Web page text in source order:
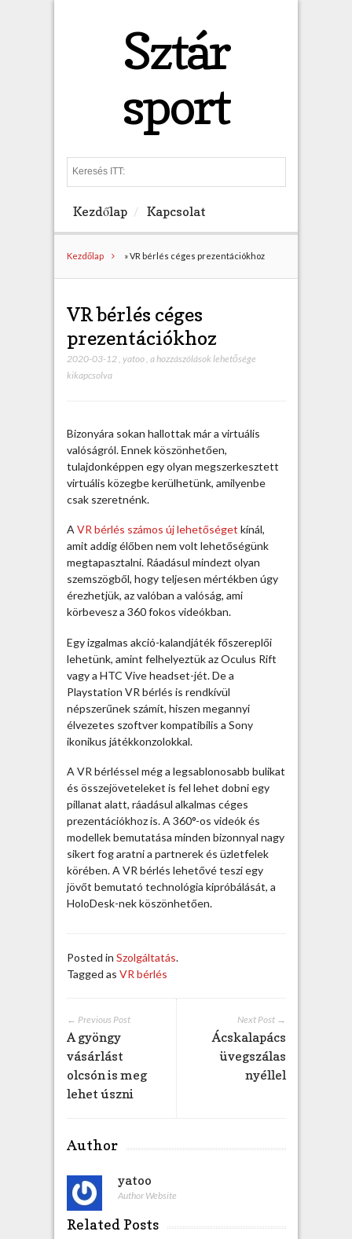
Sztár
sport
e
h
Kezdőlap Kapcsolat
Kezdőlap »VR bérlés céges prezentációkhoz
VR bérlés céges
prezentációkhoz
2020-03-12, yatoo, V
l
é
s
c
s
e
e
n
t
á
c
i
ó
h
o
z
b
e
j
e
g
y
é
s
h
z
a hozzászólások lehetősége
kikapcsolva
Bizonyára sokan hallottak már a virtuális
valóságról. Ennek köszönhetően,
tulajdonképpen egy olyan megszerkesztett
virtuális közegbe kerülhetünk, amilyenbe
csak szeretnénk.
A VR bérlés számos új lehetőséget kínál,
amit addig élőben nem volt lehetőségünk
megtapasztalni. Ráadásul mindezt olyan
szemszögből, hogy teljesen mértékben úgy
érezhetjük, az valóban a valóság, ami
körbevesz a 360 fokos videókban.
Egy izgalmas akció-kalandjáték főszereplői
lehetünk, amint felhelyeztük az Oculus Rift
vagy a HTC Vive headset-jét. De a
Playstation VR bérlés is rendkívül
népszerűnek számít, hiszen megannyi
élvezetes szoftver kompatibilis a Sony
ikonikus játékkonzolokkal.
A VR bérléssel még a legsablonosabb bulikat
és összejöveteleket is fel lehet dobni egy
pillanat alatt, ráadásul alkalmas céges
prezentációkhoz is. A 360°-os videók és
modellek bemutatása minden bizonnyal nagy
sikert fog aratni a partnerek és üzletfelek
körében. A VR bérlés lehetővé teszi egy
jövőt bemutató technológia kipróbálását, a
HoloDesk-nek köszönhetően.
Posted in Szolgáltatás.
Tagged as VR bérlés
Next Post →
Ácskalapács
üvegszálas
nyéllel
← Previous Post
A gyöngy
vásárlást
olcsón is meg
lehet úszni
Author
yatoo
Author Website
Related Posts